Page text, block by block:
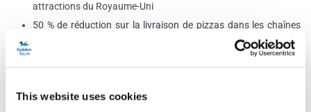
This website uses cookies
attractions du Royaume-Uni
50 % de réduction sur la livraison de pizzas dans les chaînes